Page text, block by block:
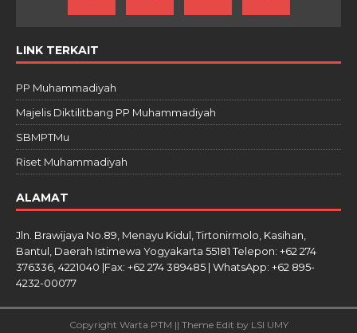
LINK TERKAIT
PP Muhammadiyah
Majelis Diktilitbang PP Muhammadiyah
SBMPTMu
Riset Muhammadiyah
ALAMAT
Jln. Brawijaya No.89, Menayu Kidul, Tirtonirmolo, Kasihan,
Bantul, Daerah Istimewa Yogyakarta 55181 Telepon: +62 274
376336, 4221040 |Fax: +62 274 389485 | WhatsApp: +62 895-
4232-00077
Copyright Warta PTM || Theme Edit by LSI UMY